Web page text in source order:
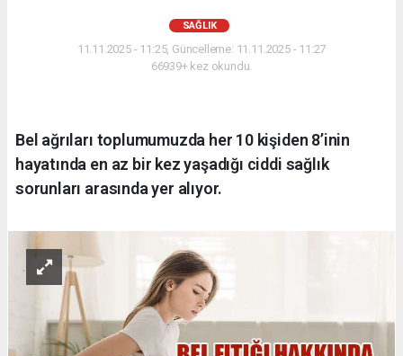
SAĞLIK
11.11.2025 - 11:25, Güncelleme: 11.11.2025 - 11:27
66939+ kez okundu.
Bel ağrıları toplumumuzda her 10 kişiden 8’inin
hayatında en az bir kez yaşadığı ciddi sağlık
sorunları arasında yer alıyor.